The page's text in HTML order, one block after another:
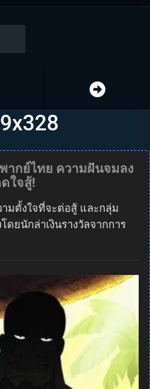
ากย์ไทย ความฝันจมลง
ใจสู้!
มตั้งใจที่จะต่อสู้ และกลุ่ม
ยนักล่าเงินรางวัลจากการ